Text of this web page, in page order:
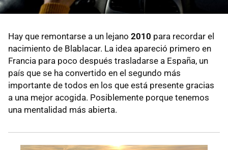
Hay que remontarse a un lejano 2010 para recordar el
nacimiento de Blablacar. La idea apareció primero en
Francia para poco después trasladarse a España, un
país que se ha convertido en el segundo más
importante de todos en los que está presente gracias
a una mejor acogida. Posiblemente porque tenemos
una mentalidad más abierta.